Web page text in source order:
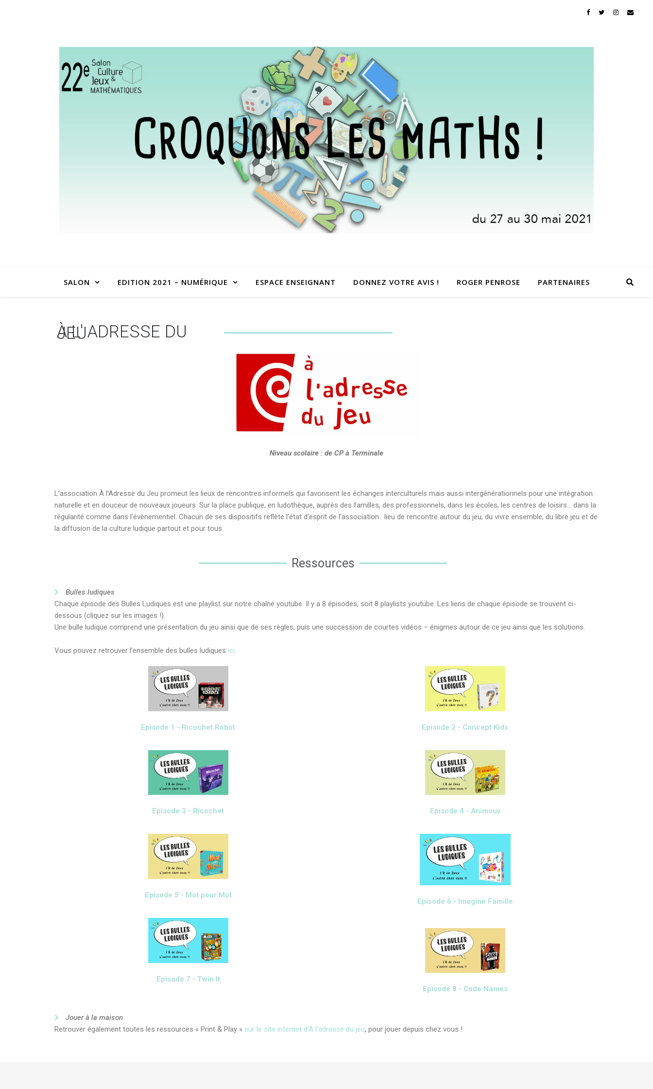
SALON EDITION 2021 – NUMÉRIQUE ESPACE ENSEIGNANT DONNEZ VOTRE AVIS ! ROGER PENROSE PARTENAIRES
À L' ADRESSE DU
JEU
Niveau scolaire : de CP à Terminale
L’association À l’Adresse du Jeu promeut les lieux de rencontres informels qui favorisent les échanges interculturels mais aussi intergénérationnels pour une intégration
naturelle et en douceur de nouveaux joueurs. Sur la place publique, en ludothèque, auprès des familles, des professionnels, dans les écoles, les centres de loisirs… dans la
régularité comme dans l’évènementiel. Chacun de ses dispositifs reflète l’état d’esprit de l’association : lieu de rencontre autour du jeu, du vivre ensemble, du libre jeu et de
la diffusion de la culture ludique partout et pour tous.
Ressources
Bulles ludiques
Chaque épisode des Bulles Ludiques est une playlist sur notre chaîne youtube. Il y a 8 épisodes, soit 8 playlists youtube. Les liens de chaque épisode se trouvent ci-
dessous (cliquez sur les images !).
Une bulle ludique comprend une présentation du jeu ainsi que de ses règles, puis une succession de courtes vidéos – énigmes autour de ce jeu ainsi que les solutions.
Vous pouvez retrouver l’ensemble des bulles ludiques ici.
Episode 1 - Ricochet Robot Episode 2 - Concept Kids
Episode 3 - Ricochet
Episode 5 - Mot pour Mot
Episode 7 - Twin It
Episode 4 - Animouv
Episode 6 - Imagine Famille
Episode 8 - Code Names
Jouer à la maison
Retrouver également toutes les ressources « Print & Play » sur le site internet d’À l’adresse du jeu, pour jouer depuis chez vous !